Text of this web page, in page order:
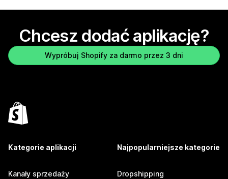
Chcesz dodać aplikację?
Wypróbuj Shopify za darmo przez 3 dni
Kategorie aplikacji
Kanały sprzedaży
Najpopularniejsze kategorie
Dropshipping